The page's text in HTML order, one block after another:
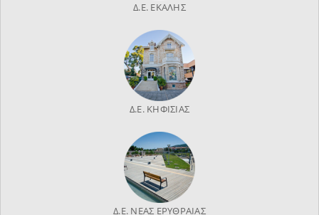
Δ.Ε. ΕΚΑΛΗΣ
Δ.Ε. ΚΗΦΙΣΙΑΣ
Δ.Ε. ΝΕΑΣ ΕΡΥΘΡΑΙΑΣ